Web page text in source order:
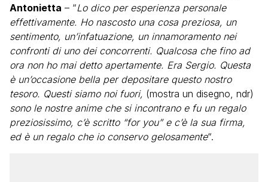
Antonietta – “Lo dico per esperienza personale
effettivamente. Ho nascosto una cosa preziosa, un
sentimento, un’infatuazione, un innamoramento nei
confronti di uno dei concorrenti. Qualcosa che fino ad
ora non ho mai detto apertamente. Era Sergio. Questa
è un’occasione bella per depositare questo nostro
tesoro. Questi siamo noi fuori, (mostra un disegno, ndr)
sono le nostre anime che si incontrano e fu un regalo
preziosissimo, c’è scritto “for you” e c’è la sua firma,
ed è un regalo che io conservo gelosamente“.